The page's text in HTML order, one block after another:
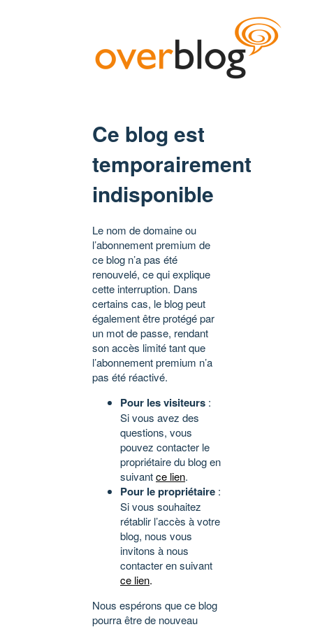
Ce blog est
temporairement
indisponible
Le nom de domaine ou
l’abonnement premium de
ce blog n’a pas été
renouvelé, ce qui explique
cette interruption. Dans
certains cas, le blog peut
également être protégé par
un mot de passe, rendant
son accès limité tant que
l’abonnement premium n’a
pas été réactivé.
Pour les visiteurs :
Si vous avez des
questions, vous
pouvez contacter le
propriétaire du blog en
suivantce lien.
Pour le propriétaire :
Si vous souhaitez
rétablir l’accès à votre
blog, nous vous
invitons à nous
contacter en suivant
ce lien.
Nous espérons que ce blog
pourra être de nouveau